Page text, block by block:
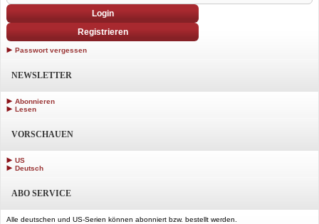
Login
Registrieren
Passwort vergessen
NEWSLETTER
Abonnieren
Lesen
VORSCHAUEN
US
Deutsch
ABO SERVICE
Alle deutschen und US-Serien können abonniert bzw. bestellt werden.